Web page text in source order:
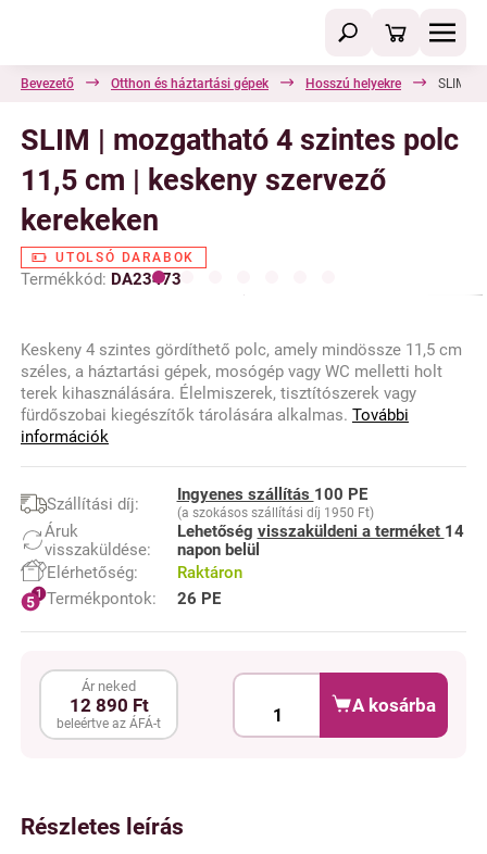
Bevezető Otthon és háztartási gépek Hosszú helyekre SLIM |
SLIM | mozgatható 4 szintes polc
11,5 cm | keskeny szervező
kerekeken
UTOLSÓ DARABOK
Termékkód: DA23473
Keskeny 4 szintes gördíthető polc, amely mindössze 11,5 cm
széles, a háztartási gépek, mosógép vagy WC melletti holt
terek kihasználására. Élelmiszerek, tisztítószerek vagy
fürdőszobai kiegészítők tárolására alkalmas. További
információk
Szállítási díj: Ingyenes szállítás 100 PE
(a szokásos szállítási díj 1950 Ft)
Áruk
visszaküldése:
Lehetőség visszaküldeni a terméket 14
napon belül
Elérhetőség:
Raktáron
Termékpontok:
26 PE
Ár neked
12 890 Ft
beleértve az ÁFÁ-t
A kosárba
Részletes leírás